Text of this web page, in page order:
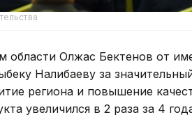
области Олжас Бектенов от
Налибаеву за
региона и повышение
увеличился в 2 раза за 4